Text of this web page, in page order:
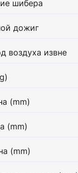
шибера
дожиг
воздуха извне
(mm)
(mm)
(mm)